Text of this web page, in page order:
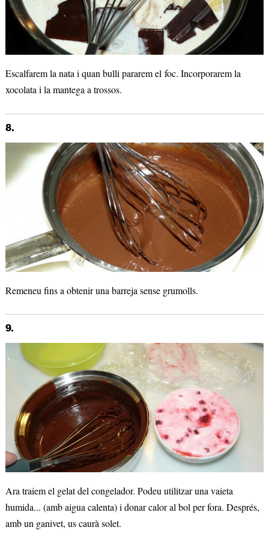
Escalfarem la nata i quan bulli pararem el foc. Incorporarem la
xocolata i la mantega a trossos.
8.
Remeneu fins a obtenir una barreja sense grumolls.
9.
Ara traiem el gelat del congelador. Podeu utilitzar una vaieta
humida... (amb aigua calenta) i donar calor al bol per fora. Després,
amb un ganivet, us caurà solet.